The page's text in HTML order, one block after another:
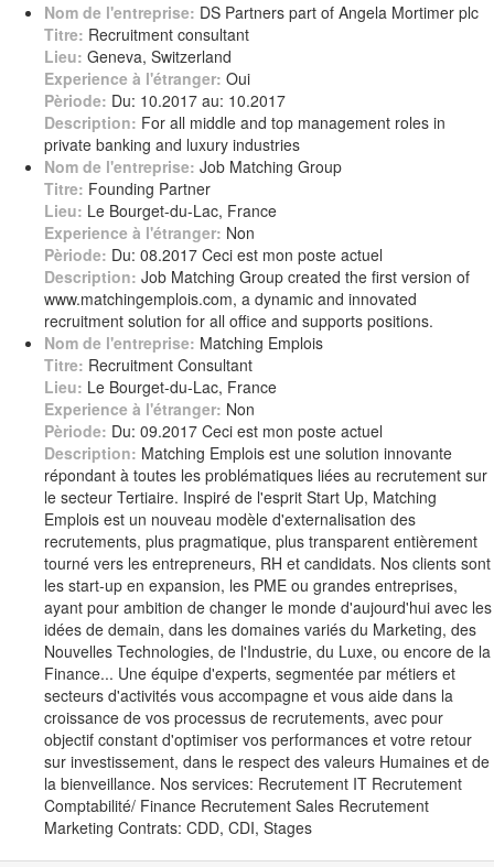
Nom de l'entreprise: DS Partners part of Angela Mortimer plc
Titre: Recruitment consultant
Lieu: Geneva, Switzerland
Experience à l'étranger: Oui
Pèriode: Du: 10.2017 au: 10.2017
Description: For all middle and top management roles in
private banking and luxury industries
Nom de l'entreprise: Job Matching Group
Titre: Founding Partner
Lieu: Le Bourget-du-Lac, France
Experience à l'étranger: Non
Pèriode: Du: 08.2017 Ceci est mon poste actuel
Description: Job Matching Group created the first version of
www.matchingemplois.com, a dynamic and innovated
recruitment solution for all office and supports positions.
Nom de l'entreprise: Matching Emplois
Titre: Recruitment Consultant
Lieu: Le Bourget-du-Lac, France
Experience à l'étranger: Non
Pèriode: Du: 09.2017 Ceci est mon poste actuel
Description: Matching Emplois est une solution innovante
répondant à toutes les problématiques liées au recrutement sur
le secteur Tertiaire. Inspiré de l'esprit Start Up, Matching
Emplois est un nouveau modèle d'externalisation des
recrutements, plus pragmatique, plus transparent entièrement
tourné vers les entrepreneurs, RH et candidats. Nos clients sont
les start-up en expansion, les PME ou grandes entreprises,
ayant pour ambition de changer le monde d'aujourd'hui avec les
idées de demain, dans les domaines variés du Marketing, des
Nouvelles Technologies, de l'Industrie, du Luxe, ou encore de la
Finance... Une équipe d'experts, segmentée par métiers et
secteurs d'activités vous accompagne et vous aide dans la
croissance de vos processus de recrutements, avec pour
objectif constant d'optimiser vos performances et votre retour
sur investissement, dans le respect des valeurs Humaines et de
la bienveillance. Nos services: Recrutement IT Recrutement
Comptabilité/ Finance Recrutement Sales Recrutement
Marketing Contrats: CDD, CDI, Stages